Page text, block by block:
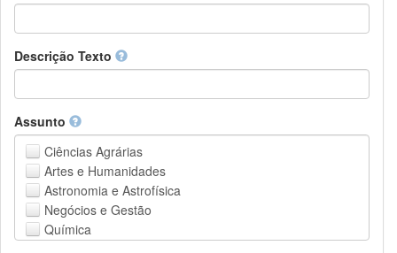
Descrição Texto
Assunto
Ciências Agrárias
Artes e Humanidades
Astronomia e Astrofísica
Negócios e Gestão
Química